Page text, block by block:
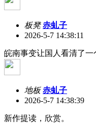
板凳 赤虬子
2026-5-7 14:38:11
皖南事变让国人看清了一
地板 赤虬子
2026-5-7 14:38:39
新作提读，欣赏。